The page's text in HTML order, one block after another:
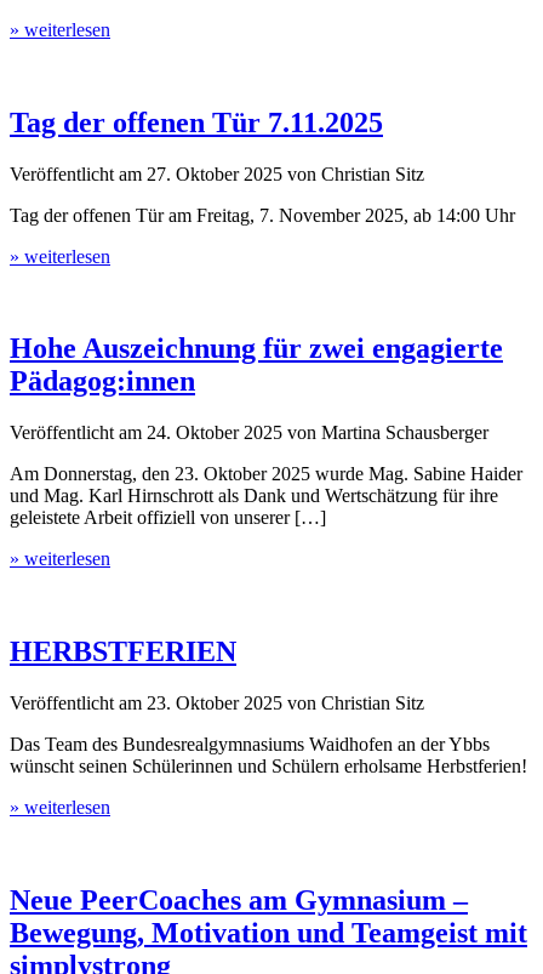
» weiterlesen
Tag der offenen Tür 7.11.2025
Veröffentlicht am 27. Oktober 2025 von Christian Sitz
Tag der offenen Tür am Freitag, 7. November 2025, ab 14:00 Uhr
» weiterlesen
Hohe Auszeichnung für zwei engagierte
Pädagog:innen
Veröffentlicht am 24. Oktober 2025 von Martina Schausberger
Am Donnerstag, den 23. Oktober 2025 wurde Mag. Sabine Haider
und Mag. Karl Hirnschrott als Dank und Wertschätzung für ihre
geleistete Arbeit offiziell von unserer […]
» weiterlesen
HERBSTFERIEN
Veröffentlicht am 23. Oktober 2025 von Christian Sitz
Das Team des Bundesrealgymnasiums Waidhofen an der Ybbs
wünscht seinen Schülerinnen und Schülern erholsame Herbstferien!
» weiterlesen
Neue PeerCoaches am Gymnasium –
Bewegung, Motivation und Teamgeist mit
simplystrong